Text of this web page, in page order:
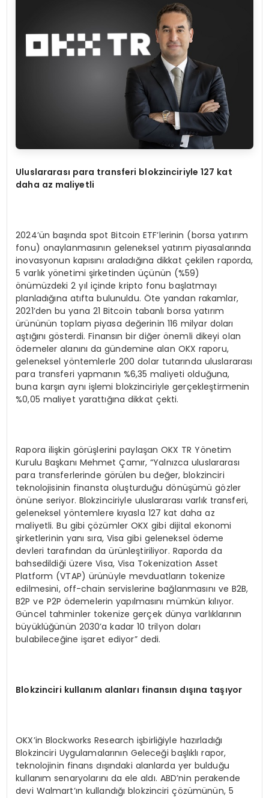
Uluslararası para transferi blokzinciriyle 127 kat
daha az maliyetli
2024’ün başında spot Bitcoin ETF’lerinin (borsa yatırım
fonu) onaylanmasının geleneksel yatırım piyasalarında
inovasyonun kapısını araladığına dikkat çekilen raporda,
5 varlık yönetimi şirketinden üçünün (%59)
önümüzdeki 2 yıl içinde kripto fonu başlatmayı
planladığına atıfta bulunuldu. Öte yandan rakamlar,
2021’den bu yana 21 Bitcoin tabanlı borsa yatırım
ürününün toplam piyasa değerinin 116 milyar doları
aştığını gösterdi. Finansın bir diğer önemli dikeyi olan
ödemeler alanını da gündemine alan OKX raporu,
geleneksel yöntemlerle 200 dolar tutarında uluslararası
para transferi yapmanın %6,35 maliyeti olduğuna,
buna karşın aynı işlemi blokzinciriyle gerçekleştirmenin
%0,05 maliyet yarattığına dikkat çekti.
Rapora ilişkin görüşlerini paylaşan OKX TR Yönetim
Kurulu Başkanı Mehmet Çamır, “Yalnızca uluslararası
para transferlerinde görülen bu değer, blokzinciri
teknolojisinin finansta oluşturduğu dönüşümü gözler
önüne seriyor. Blokzinciriyle uluslararası varlık transferi,
geleneksel yöntemlere kıyasla 127 kat daha az
maliyetli. Bu gibi çözümler OKX gibi dijital ekonomi
şirketlerinin yanı sıra, Visa gibi geleneksel ödeme
devleri tarafından da ürünleştiriliyor. Raporda da
bahsedildiği üzere Visa, Visa Tokenization Asset
Platform (VTAP) ürünüyle mevduatların tokenize
edilmesini, off-chain servislerine bağlanmasını ve B2B,
B2P ve P2P ödemelerin yapılmasını mümkün kılıyor.
Güncel tahminler tokenize gerçek dünya varlıklarının
büyüklüğünün 2030’a kadar 10 trilyon doları
bulabileceğine işaret ediyor” dedi.
Blokzinciri kullanım alanları finansın dışına taşıyor
OKX’in Blockworks Research işbirliğiyle hazırladığı
Blokzinciri Uygulamalarının Geleceği başlıklı rapor,
teknolojinin finans dışındaki alanlarda yer bulduğu
kullanım senaryolarını da ele aldı. ABD’nin perakende
devi Walmart’ın kullandığı blokzinciri çözümünün, 5